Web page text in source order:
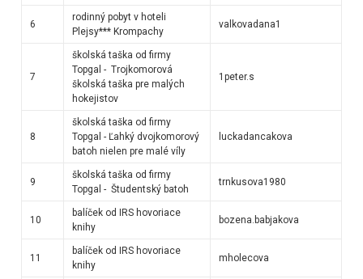
6
rodinný pobyt v hoteli
Plejsy*** Krompachy
valkovadana1
7
školská taška od firmy
Topgal - Trojkomorová
školská taška pre malých
hokejistov
1peter.s
8
školská taška od firmy
Topgal - Ľahký dvojkomorový
batoh nielen pre malé víly
luckadancakova
9
školská taška od firmy
Topgal - Študentský batoh
trnkusova1980
10
balíček od IRS hovoriace
knihy
bozena.babjakova
11
balíček od IRS hovoriace
knihy
mholecova